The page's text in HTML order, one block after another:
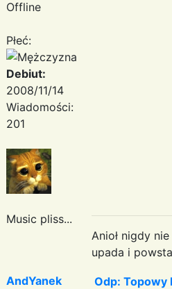
Offline
Płeć:
Debiut:
2008/11/14
Wiadomości:
201
Music pliss...
Anioł nigdy
upada i
AndYanek
Odp: Topowy